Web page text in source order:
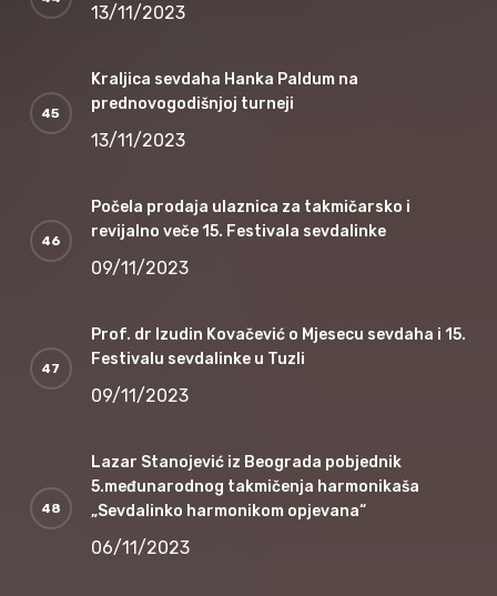
13/11/2023
Kraljica sevdaha Hanka Paldum na
prednovogodišnjoj turneji
13/11/2023
Počela prodaja ulaznica za takmičarsko i
revijalno veče 15. Festivala sevdalinke
09/11/2023
Prof. dr Izudin Kovačević o Mjesecu sevdaha i 15.
Festivalu sevdalinke u Tuzli
09/11/2023
Lazar Stanojević iz Beograda pobjednik
5.međunarodnog takmičenja harmonikaša
„Sevdalinko harmonikom opjevana“
06/11/2023